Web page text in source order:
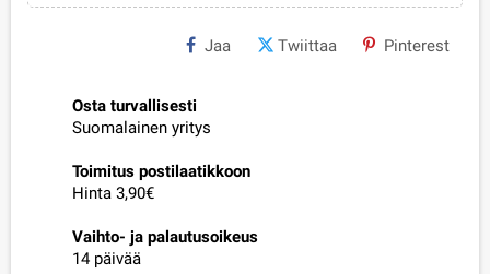
Jaa Twiittaa Pinterest
Osta turvallisesti
Suomalainen yritys
Toimitus postilaatikkoon
Hinta 3,90€
Vaihto- ja palautusoikeus
14 päivää